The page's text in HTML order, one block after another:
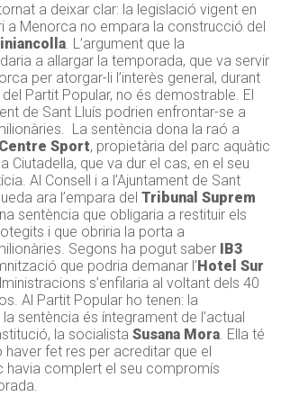
a deixar clar: la legislació vigent en
a Menorca no empara la construcció del
. L’argument que la
a allargar la temporada, que va servir
per atorgar-li l’interès general, durant
Partit Popular, no és demostrable. El
de Sant Lluís podrien enfrontar-se a
La sentència dona la raó a
Sport, propietària del parc aquàtic
a Ciutadella, que va dur el cas, en el seu
Al Consell i a l’Ajuntament de Sant
ara l’empara delTribunal Suprem
sentència que obligaria a restituir els
i que obriria la porta a
Segons ha pogut saber
IB3
que podria demanar l’ Hotel Sur
s’enfilaria al voltant dels 40
Al Partit Popular ho tenen: la
sentència és íntegrament de l’actual
la socialistaSusana Mora. Ella té
haver fet res per acreditar que el
havia complert el seu compromís